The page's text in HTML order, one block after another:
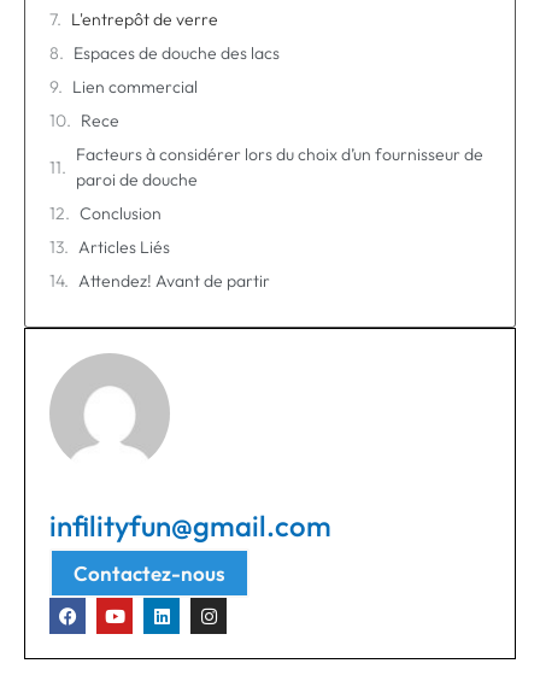
L'entrepôt de verre
Espaces de douche des lacs
Lien commercial
Rece
Facteurs à considérer lors du choix d’un fournisseur de
paroi de douche
Conclusion
Articles Liés
Attendez! Avant de partir
infilityfun@gmail.com
Contactez-nous